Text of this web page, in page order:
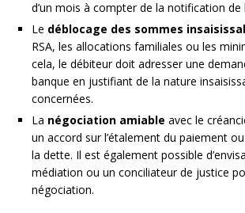
d’un mois à compter de la notification de
Le déblocage des sommes
RSA, les allocations familiales ou les
cela, le débiteur doit adresser une
banque en justifiant de la nature
concernées.
La négociation amiable avec le
un accord sur l’étalement du paiement
la dette. Il est également possible
médiation ou un conciliateur de justice
négociation.